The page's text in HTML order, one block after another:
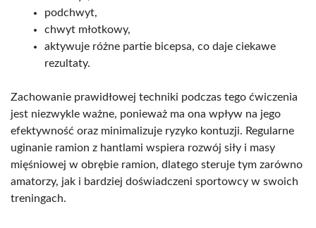
podchwyt,
chwyt młotkowy,
aktywuje różne partie bicepsa, co daje ciekawe
rezultaty.
Zachowanie prawidłowej techniki podczas tego ćwiczenia
jest niezwykle ważne, ponieważ ma ona wpływ na jego
efektywność oraz minimalizuje ryzyko kontuzji. Regularne
uginanie ramion z hantlami wspiera rozwój siły i masy
mięśniowej w obrębie ramion, dlatego steruje tym zarówno
amatorzy, jak i bardziej doświadczeni sportowcy w swoich
treningach.